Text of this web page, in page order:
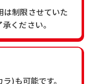
制限させていた
ください。
)も可能です。